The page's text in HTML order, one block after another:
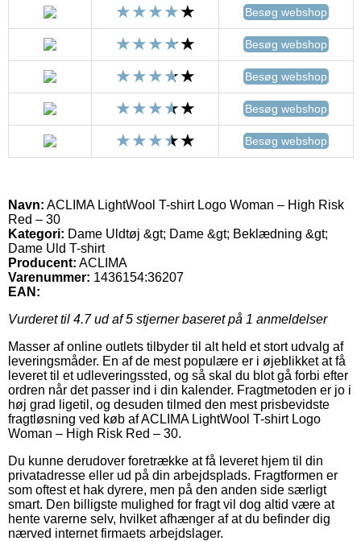
Besøg webshop
Besøg webshop
Besøg webshop
Besøg webshop
Besøg webshop
Navn: ACLIMA LightWool T-shirt Logo Woman – High Risk
Red – 30
Kategori: Dame Uldtøj &gt; Dame &gt; Beklædning &gt;
Dame Uld T-shirt
Producent: ACLIMA
Varenummer: 1436154:36207
EAN:
Vurderet til 4.7ud af 5 stjerner baseret på 1 anmeldelser
Masser af online outlets tilbyder til alt held et stort udvalg af
leveringsmåder. En af de mest populære er i øjeblikket at få
leveret til et udleveringssted, og så skal du blot gå forbi efter
ordren når det passer ind i din kalender. Fragtmetoden er jo i
høj grad ligetil, og desuden tilmed den mest prisbevidste
fragtløsning ved køb af ACLIMA LightWool T-shirt Logo
Woman – High Risk Red – 30.
Du kunne derudover foretrække at få leveret hjem til din
privatadresse eller ud på din arbejdsplads. Fragtformen er
som oftest et hak dyrere, men på den anden side særligt
smart. Den billigste mulighed for fragt vil dog altid være at
hente varerne selv, hvilket afhænger af at du befinder dig
nærved internet firmaets arbejdslager.